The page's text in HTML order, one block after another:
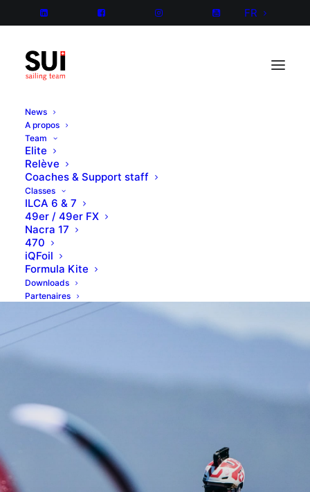
FR
News
A propos
Team
Elite
Relève
Coaches & Support staff
Classes
ILCA 6 & 7
49er / 49er FX
Nacra 17
470
iQFoil
Formula Kite
Downloads
Partenaires